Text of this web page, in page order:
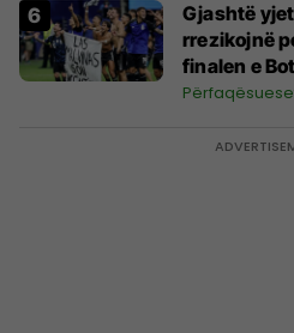
Gjashtë
rrezikojnë
finalen e